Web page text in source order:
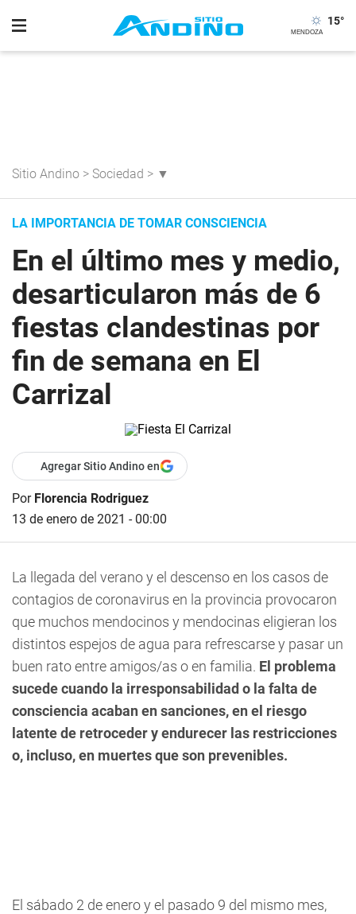
15°
Sitio Andino > Sociedad > ▼
LA IMPORTANCIA DE TOMAR CONSCIENCIA
En el último mes y medio,
desarticularon más de 6
fiestas clandestinas por
fin de semana en El
Carrizal
Agregar Sitio Andino en
Por Florencia Rodriguez
13 de enero de 2021 - 00:00
La llegada del verano y el descenso en los casos de
contagios de coronavirus en la provincia provocaron
que muchos mendocinos y mendocinas eligieran los
distintos espejos de agua para refrescarse y pasar un
buen rato entre amigos/as o en familia. El problema
sucede cuando la irresponsabilidad o la falta de
consciencia acaban en sanciones, en el riesgo
latente de retroceder y endurecer las restricciones
o, incluso, en muertes que son prevenibles.
El sábado 2 de enero y el pasado 9 del mismo mes,